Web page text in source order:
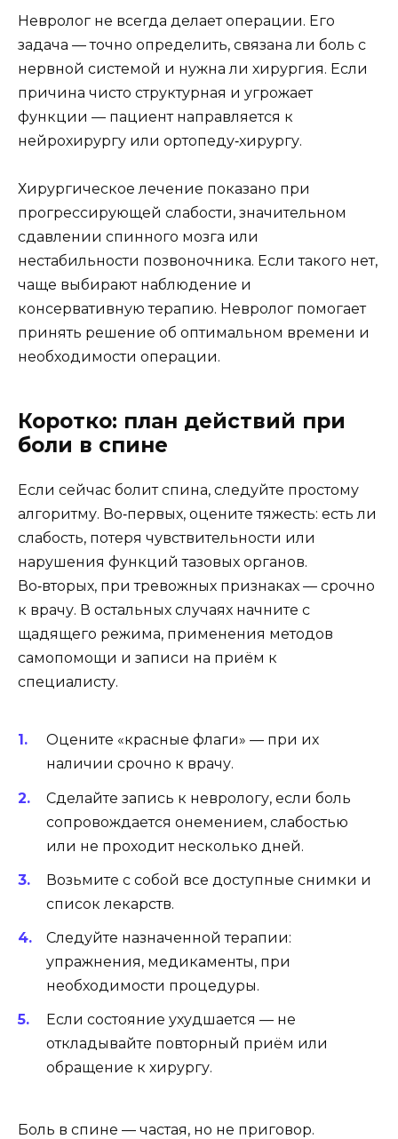
Невролог не всегда делает операции. Его
задача — точно определить, связана ли боль с
нервной системой и нужна ли хирургия. Если
причина чисто структурная и угрожает
функции — пациент направляется к
нейрохирургу или ортопеду‑хирургу.
Хирургическое лечение показано при
прогрессирующей слабости, значительном
сдавлении спинного мозга или
нестабильности позвоночника. Если такого нет,
чаще выбирают наблюдение и
консервативную терапию. Невролог помогает
принять решение об оптимальном времени и
необходимости операции.
Коротко: план действий при
боли в спине
Если сейчас болит спина, следуйте простому
алгоритму. Во‑первых, оцените тяжесть: есть ли
слабость, потеря чувствительности или
нарушения функций тазовых органов.
Во‑вторых, при тревожных признаках — срочно
к врачу. В остальных случаях начните с
щадящего режима, применения методов
самопомощи и записи на приём к
специалисту.
Оцените «красные флаги» — при их
наличии срочно к врачу.
Сделайте запись к неврологу, если боль
сопровождается онемением, слабостью
или не проходит несколько дней.
Возьмите с собой все доступные снимки и
список лекарств.
Следуйте назначенной терапии:
упражнения, медикаменты, при
необходимости процедуры.
Если состояние ухудшается — не
откладывайте повторный приём или
обращение к хирургу.
Боль в спине — частая, но не приговор.